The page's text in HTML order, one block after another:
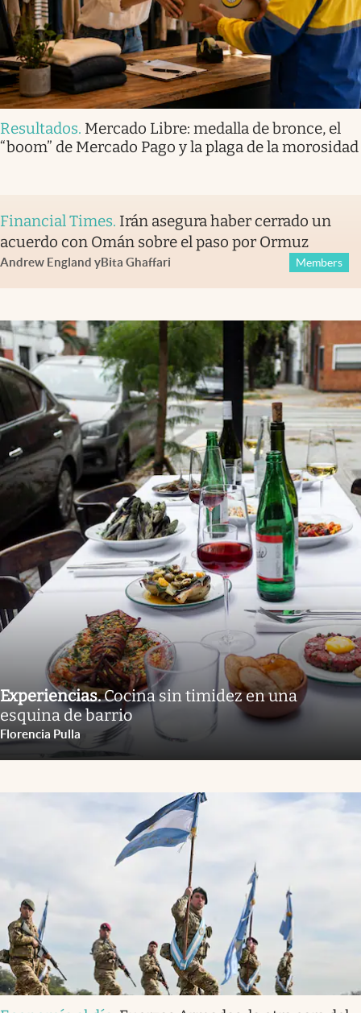
Resultados. Mercado Libre: medalla de bronce, el
“boom” de Mercado Pago y la plaga de la morosidad
Financial Times. Irán asegura haber cerrado un
acuerdo con Omán sobre el paso por Ormuz
Andrew England yBita Ghaffari Members
Experiencias.Cocina sin timidez en una
esquina de barrio
Florencia Pulla